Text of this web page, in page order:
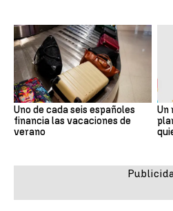
Uno de cada seis españoles
financia las vacaciones de
verano
Un